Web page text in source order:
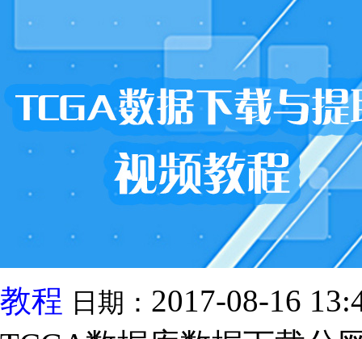
教程 日期： 2017-08-16